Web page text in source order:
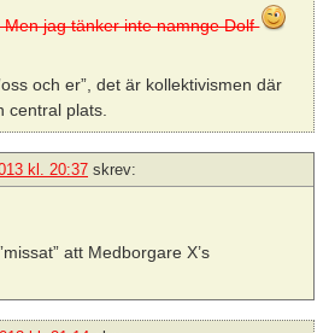
Men jag tänker inte namnge Dolf
och er”, det är kollektivismen där
central plats.
kl. 20:37 skrev:
att Medborgare X’s